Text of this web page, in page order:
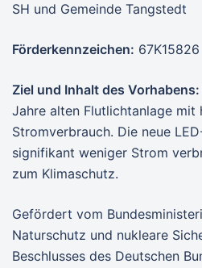
SH und Gemeinde Tangstedt
Förderkennzeichen: 67K15826
Ziel und Inhalt des Vorhabens:
Jahre alten Flutlichtanlage mit
Stromverbrauch. Die neue
signifikant weniger Strom
zum Klimaschutz.
Gefördert vom
Naturschutz und nukleare
Beschlusses des Deutschen